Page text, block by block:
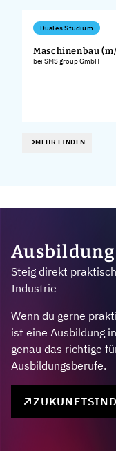
Duales Studium
Maschinenbau
bei SMS group GmbH
MEHR FINDEN
Steig direkt
Industrie
Wenn du gerne
ist eine Ausbildung
genau das richtige
Ausbildungsberufe.